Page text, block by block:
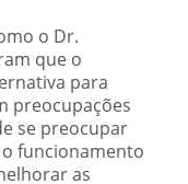
o Dr.
que o
para
preocupações
se preocupar
funcionamento
as